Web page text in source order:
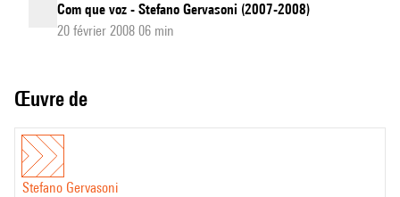
Com que voz - Stefano Gervasoni (2007-2008)
20 février 2008 06 min
Œuvre de
Stefano Gervasoni